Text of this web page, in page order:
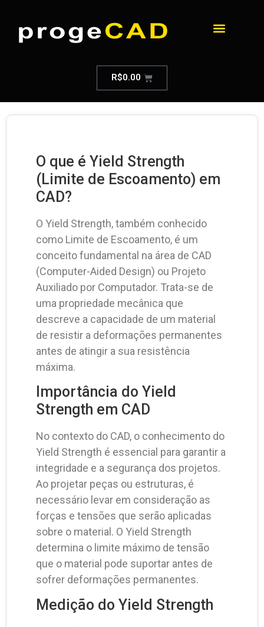
R$0.00
O que é Yield Strength
(Limite de Escoamento) em
CAD?
O Yield Strength, também conhecido
como Limite de Escoamento, é um
conceito fundamental na área de CAD
(Computer-Aided Design) ou Projeto
Auxiliado por Computador. Trata-se de
uma propriedade mecânica que
descreve a capacidade de um material
de resistir a deformações permanentes
antes de atingir a sua resistência
máxima.
Importância do Yield
Strength em CAD
No contexto do CAD, o conhecimento do
Yield Strength é essencial para garantir a
integridade e a segurança dos projetos.
Ao projetar peças ou estruturas, é
necessário levar em consideração as
forças e tensões que serão aplicadas
sobre o material. O Yield Strength
determina o limite máximo de tensão
que o material pode suportar antes de
sofrer deformações permanentes.
Medição do Yield Strength